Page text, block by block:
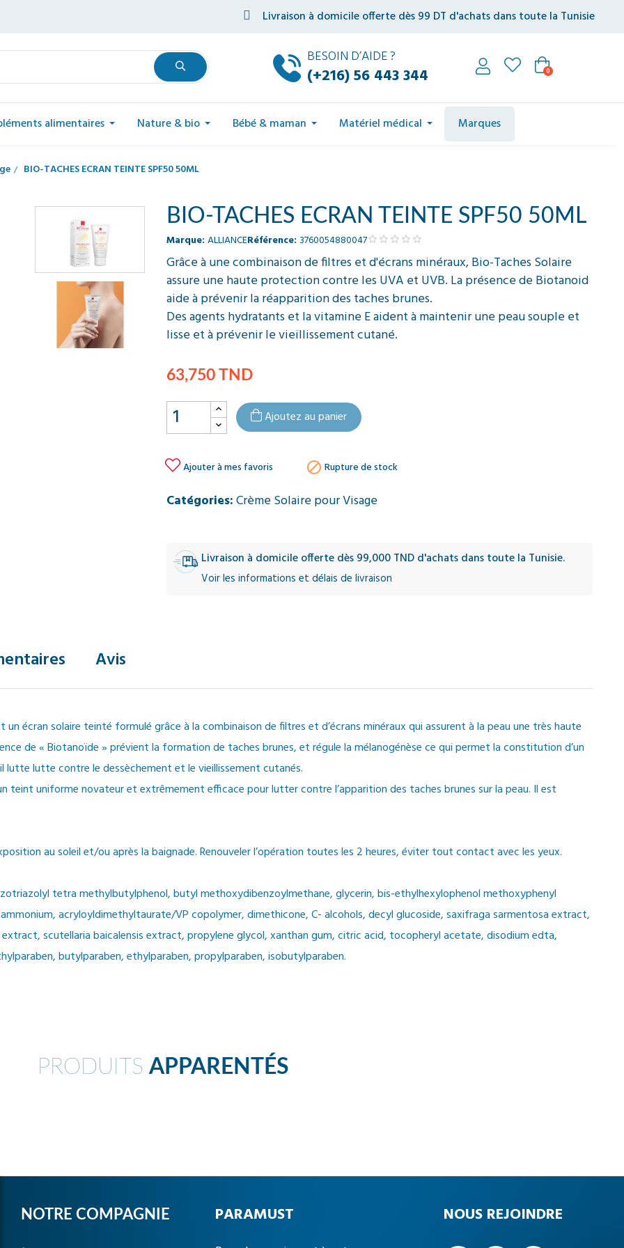
Livraison à domicile offerte dès 99 DT d'achats dans toute la Tunisie
BESOIN D’AIDE ?
(+216) 56 443 344 0
alimentaires Nature & bio Bébé & maman Matériel médical Marques
BIO-TACHES ECRAN TEINTE SPF50 50ML
BIO-TACHES ECRAN TEINTE SPF50 50ML
Marque: ALLIANCERéférence: 3760054880047
Grâce à une combinaison de filtres et d'écrans minéraux, Bio-Taches Solaire
assure une haute protection contre les UVA et UVB. La présence de Biotanoid
aide à prévenir la réapparition des taches brunes.
Des agents hydratants et la vitamine E aident à maintenir une peau souple et
lisse et à prévenir le vieillissement cutané.
63,750 TND
Ajoutez au panier
Ajouter à mes favoris  Rupture de stock
Catégories:Crème Solaire pour Visage
Livraison à domicile offerte dès 99,000 TND d'achats dans toute la Tunisie.
Voir les informations et délais de livraison
Avis
un écran solaire teinté formulé grâce à la combinaison de filtres et d’écrans minéraux qui assurent à la peau une très haute
de « Biotanoïde » prévient la formation de taches brunes, et régule la mélanogénèse ce qui permet la constitution d’un
lutte lutte contre le dessèchement et le vieillissement cutanés.
teint uniforme novateur et extrêmement efficace pour lutter contre l’apparition des taches brunes sur la peau. Il est
au soleil et/ou après la baignade. Renouveler l’opération toutes les 2 heures, éviter tout contact avec les yeux.
tetra methylbutylphenol, butyl methoxydibenzoylmethane, glycerin, bis-ethylhexylophenol methoxyphenyl
acryloyldimethyltaurate/VP copolymer, dimethicone, C- alcohols, decyl glucoside, saxifraga sarmentosa extract,
scutellaria baicalensis extract, propylene glycol, xanthan gum, citric acid, tocopheryl acetate, disodium edta,
butylparaben, ethylparaben, propylparaben, isobutylparaben.
PRODUITS APPARENTÉS
NOTRE COMPAGNIE PARAMUST NOUS REJOINDRE